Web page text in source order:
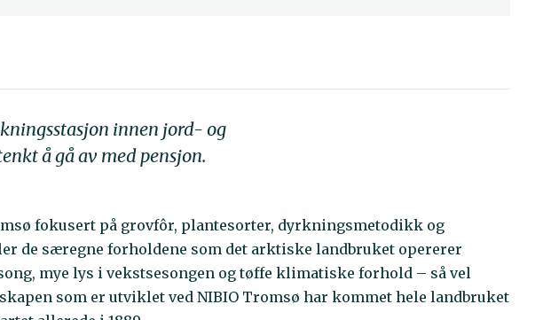
innen jord- og
å gå av med pensjon.
fokusert på grovfôr, plantesorter, dyrkningsmetodikk og
de særegne forholdene som det arktiske landbruket opererer
mye lys i vekstsesongen og tøffe klimatiske forhold – så vel
som er utviklet ved NIBIO Tromsø har kommet hele landbruket